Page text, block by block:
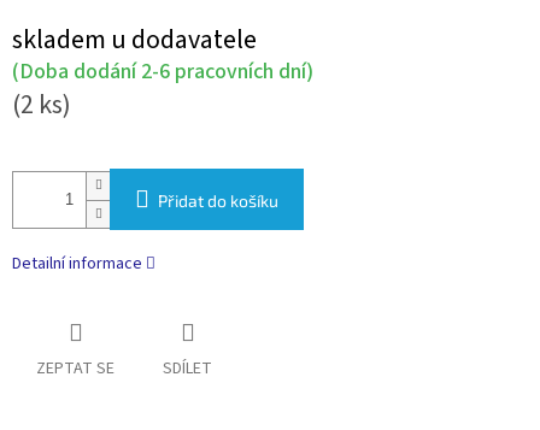
cena:
skladem u dodavatele
(Doba dodání 2-6 pracovních dní)
(2 ks)
Přidat do košíku
Detailní informace
ZEPTAT SE SDÍLET